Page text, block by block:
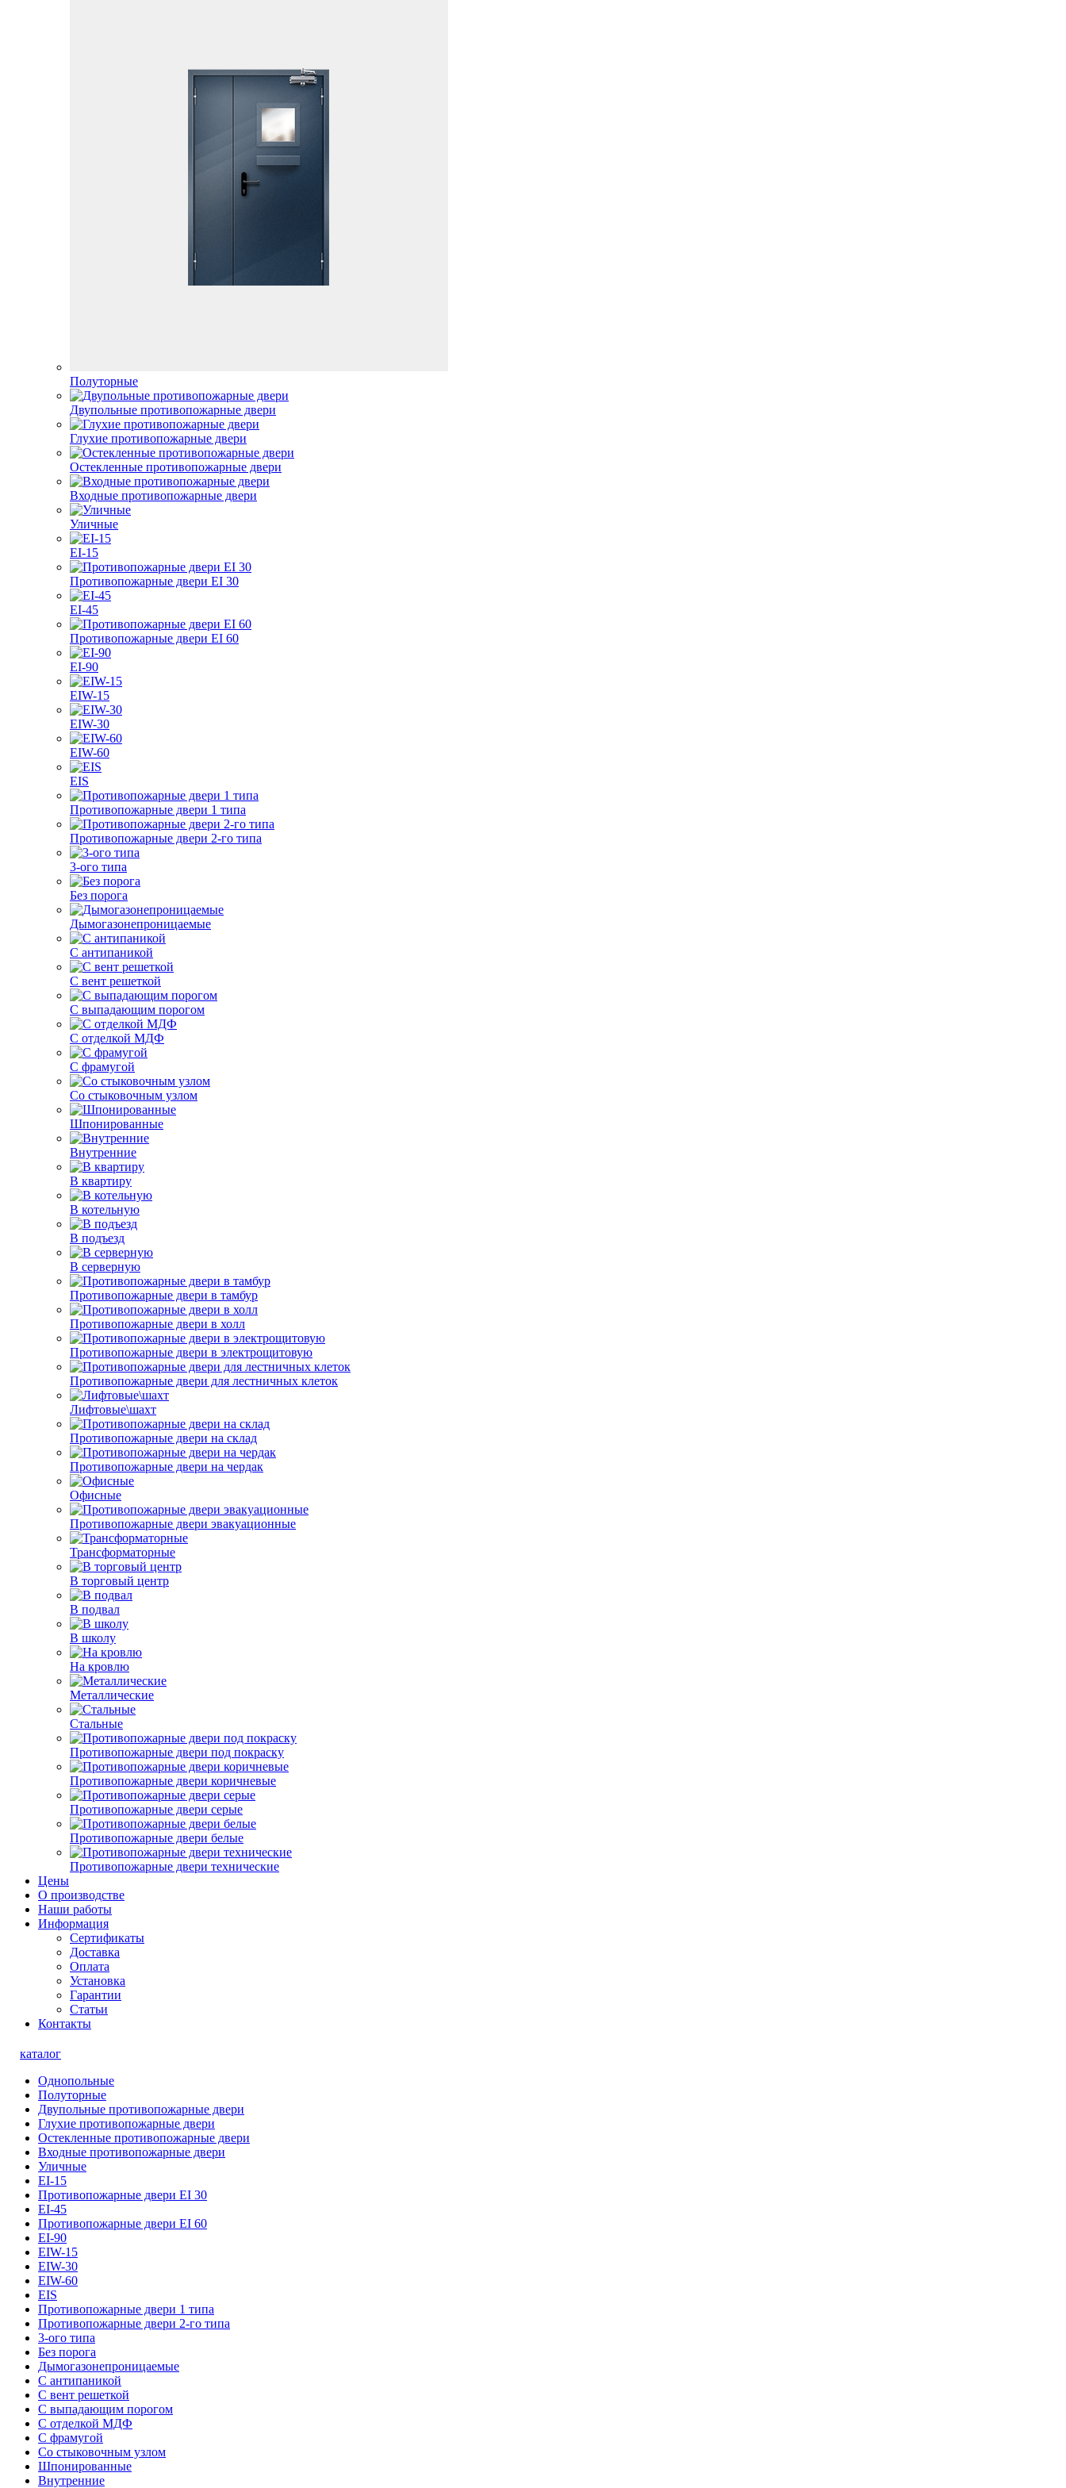
Полуторные
Двупольные противопожарные двери
Глухие противопожарные двери
Остекленные противопожарные двери
Входные противопожарные двери
Уличные
EI-15
Противопожарные двери EI 30
EI-45
Противопожарные двери EI 60
EI-90
EIW-15
EIW-30
EIW-60
EIS
Противопожарные двери 1 типа
Противопожарные двери 2-го типа
3-ого типа
Без порога
Дымогазонепроницаемые
С антипаникой
С вент решеткой
С выпадающим порогом
С отделкой МДФ
С фрамугой
Со стыковочным узлом
Шпонированные
Внутренние
В квартиру
В котельную
В подъезд
В серверную
Противопожарные двери в тамбур
Противопожарные двери в холл
Противопожарные двери в электрощитовую
Противопожарные двери для лестничных клеток
Лифтовые\шахт
Противопожарные двери на склад
Противопожарные двери на чердак
Офисные
Противопожарные двери эвакуационные
Трансформаторные
В торговый центр
В подвал
В школу
На кровлю
Металлические
Стальные
Противопожарные двери под покраску
Противопожарные двери коричневые
Противопожарные двери серые
Противопожарные двери белые
Противопожарные двери технические
Цены
О производстве
Наши работы
Информация
Сертификаты
Доставка
Оплата
Установка
Гарантии
Статьи
Контакты
каталог
Однопольные
Полуторные
Двупольные противопожарные двери
Глухие противопожарные двери
Остекленные противопожарные двери
Входные противопожарные двери
Уличные
EI-15
Противопожарные двери EI 30
EI-45
Противопожарные двери EI 60
EI-90
EIW-15
EIW-30
EIW-60
EIS
Противопожарные двери 1 типа
Противопожарные двери 2-го типа
3-ого типа
Без порога
Дымогазонепроницаемые
С антипаникой
С вент решеткой
С выпадающим порогом
С отделкой МДФ
С фрамугой
Со стыковочным узлом
Шпонированные
Внутренние